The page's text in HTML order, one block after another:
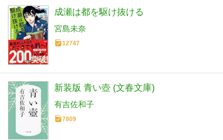
成瀬は都を駆け抜ける
宮島未奈
12747
新装版 青い壺 (文春文庫)
有吉佐和子
7809